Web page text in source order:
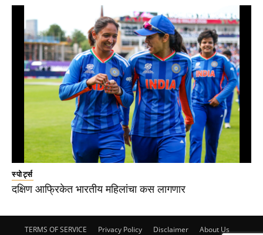
स्पोर्ट्स
दक्षिण आफ्रिकेत भारतीय महिलांचा कस लागणार
TERMS OF SERVICE Privacy Policy Disclaimer About Us